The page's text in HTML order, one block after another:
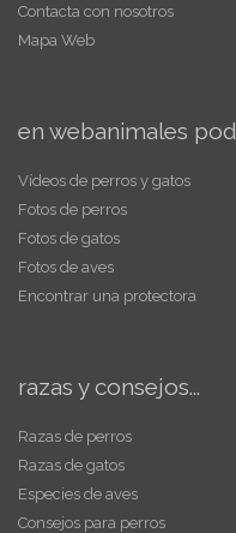
Contacta con nosotros
Mapa Web
en webanimales
Vídeos de perros y gatos
Fotos de perros
Fotos de gatos
Fotos de aves
Encontrar una protectora
razas y consejos...
Razas de perros
Razas de gatos
Especies de aves
Consejos para perros